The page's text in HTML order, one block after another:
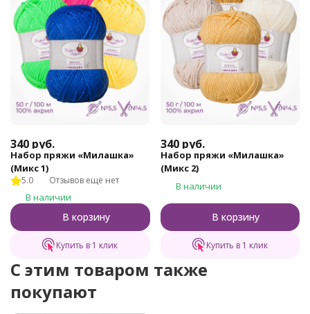
340 руб.
Набор пряжи «Милашка»
(Микс 1)
5.0 Отзывов ещё нет
В наличии
В корзину
Купить в 1 клик
340 руб.
Набор пряжи «Милашка»
(Микс 2)
В наличии
В корзину
Купить в 1 клик
C этим товаром также
покупают